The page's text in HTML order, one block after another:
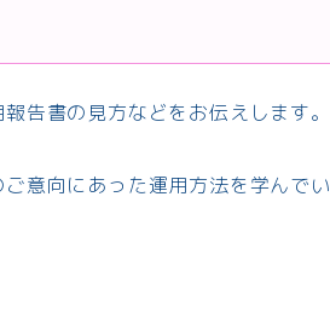
告書の見方などをお伝えします。
意向にあった運用方法を学んでい